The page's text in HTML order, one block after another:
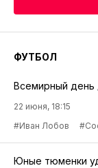
ФУТБОЛ
Всемирный день
22 июня, 18:15
#Иван Лобов
Юные тюменки